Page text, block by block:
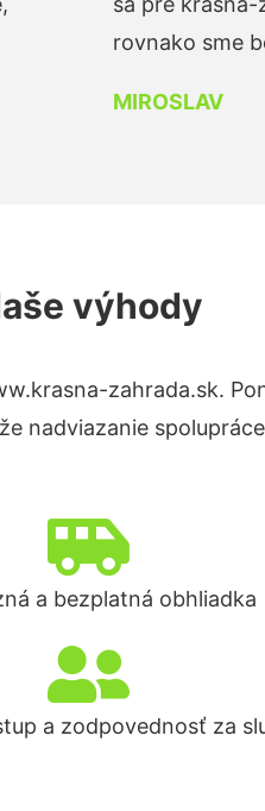
rovnako sme
MIROSLAV
výhody
zahrada.sk.
nadviazanie
a bezplatná obhliadka
a zodpovednosť za